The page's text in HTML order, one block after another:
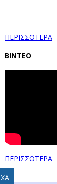
ΠΕΡΙΣΣΟΤΕΡΑ
ΒΙΝΤΕΟ
ΠΕΡΙΣΣΟΤΕΡΑ